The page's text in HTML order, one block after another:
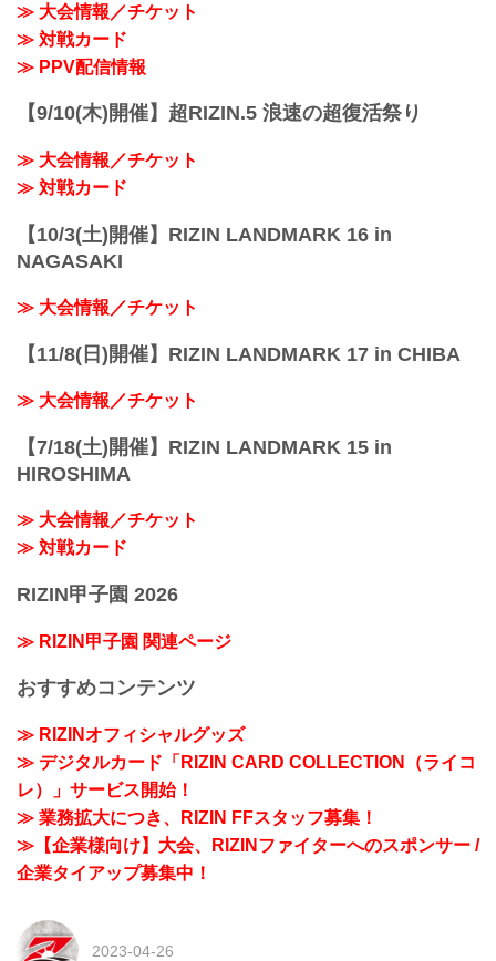
≫ 大会情報／チケット
≫ 対戦カード
≫ PPV配信情報
【9/10(木)開催】超RIZIN.5 浪速の超復活祭り
≫ 大会情報／チケット
≫ 対戦カード
【10/3(土)開催】RIZIN LANDMARK 16 in
NAGASAKI
≫ 大会情報／チケット
【11/8(日)開催】RIZIN LANDMARK 17 in CHIBA
≫ 大会情報／チケット
【7/18(土)開催】RIZIN LANDMARK 15 in
HIROSHIMA
≫ 大会情報／チケット
≫ 対戦カード
RIZIN甲子園 2026
≫ RIZIN甲子園 関連ページ
おすすめコンテンツ
≫ RIZINオフィシャルグッズ
≫ デジタルカード「RIZIN CARD COLLECTION（ライコ
レ）」サービス開始！
≫ 業務拡大につき、RIZIN FFスタッフ募集！
≫【企業様向け】大会、RIZINファイターへのスポンサー /
企業タイアップ募集中！
2023-04-26